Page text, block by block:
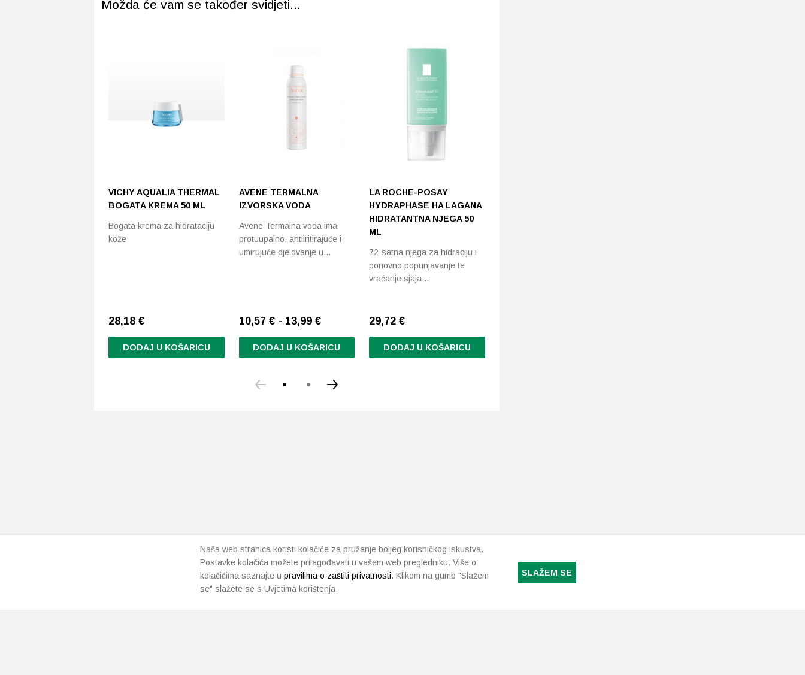
Možda će vam se također svidjeti...
VICHY AQUALIA THERMAL
BOGATA KREMA 50 ML
Bogata krema za hidrataciju
kože
28,18 €
DODAJ U KOŠARICU
AVENE TERMALNA
IZVORSKA VODA
Avene Termalna voda ima
protuupalno, antiiritirajuće i
umirujuće djelovanje u…
10,57 € - 13,99 €
DODAJ U KOŠARICU
LA ROCHE-POSAY
HYDRAPHASE HA LAGANA
HIDRATANTNA NJEGA 50
ML
72-satna njega za hidraciju i
ponovno popunjavanje te
vraćanje sjaja…
29,72€
DODAJ U KOŠARICU
Naša web stranica koristi kolačiće za pružanje boljeg korisničkog iskustva.
Postavke kolačića možete prilagođavati u vašem web pregledniku. Više o
kolačićima saznajte u pravilima o zaštiti privatnosti. Klikom na gumb "Slažem
se" slažete se s Uvjetima korištenja.
SLAŽEM SE